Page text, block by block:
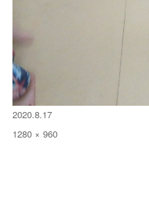
投
稿
2020.8.17
フ
1280 × 960